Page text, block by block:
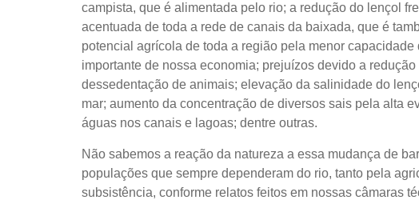
campista, que é alimentada pelo rio; a redução do lençol
acentuada de toda a rede de canais da baixada, que é
potencial agrícola de toda a região pela menor
importante de nossa economia; prejuízos devido a
dessedentação de animais; elevação da salinidade do
mar; aumento da concentração de diversos sais pela alta
águas nos canais e lagoas; dentre outras.
Não sabemos a reação da natureza a essa mudança de
populações que sempre dependeram do rio, tanto pela
subsistência, conforme relatos feitos em nossas câmaras